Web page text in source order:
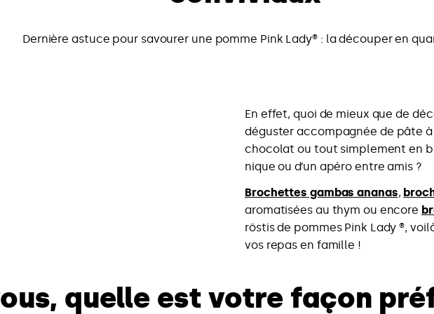
Dernière astuce pour savourer une pomme Pink Lady® : la découper en
En effet, quoi de mieux que de
déguster accompagnée de pâte
chocolat ou tout simplement en
nique ou d’un apéro entre amis ?
Brochettes gambas ananas,
aromatisées au thym ou encore
röstis de pommes Pink Lady ®,
vos repas en famille !
quelle est votre façon